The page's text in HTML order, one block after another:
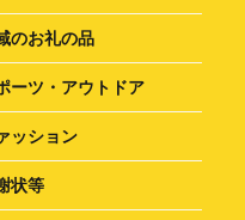
のお礼の品
ーツ・アウトドア
ッション
状等